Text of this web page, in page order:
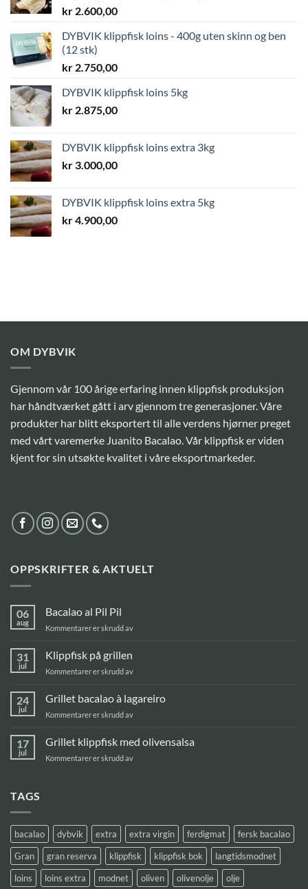
kr 2.600,00
DYBVIK klippfisk loins - 400g uten skinn og ben
(12 stk)
kr 2.750,00
DYBVIK klippfisk loins 5kg
kr 2.875,00
DYBVIK klippfisk loins extra 3kg
kr 3.000,00
DYBVIK klippfisk loins extra 5kg
kr4.900,00
OM DYBVIK
Gjennom vår 100 årige erfaring innen klippfisk produksjon
har håndtværket gått i arv gjennom tre generasjoner. Våre
produkter har blitt eksportert til alle verdens hjørner preget
med vårt varemerke Juanito Bacalao. Vår klippfisk er viden
kjent for sin utsøkte kvalitet i våre eksportmarkeder.
OPPSKRIFTER & AKTUELT
06
aug
Bacalao al Pil Pil
Kommentarer er skrudd avfor
Pil
31
jul
Klippfisk på grillen
Kommentarer er skrudd avfor
grillen
24
jul
Grillet bacalao à lagareiro
Kommentarer er skrudd avfor
bacalao
à
lagareiro
17
jul
Grillet klippfisk med olivensalsa
Kommentarer er skrudd avfor
TAGS
bacalao dybvik extra extra virgin ferdigmat
fersk bacalao
Gran
gran reserva klippfisk klippfisk bok
langtidsmodnet
loins
loins extra modnet oliven olivenolje olje